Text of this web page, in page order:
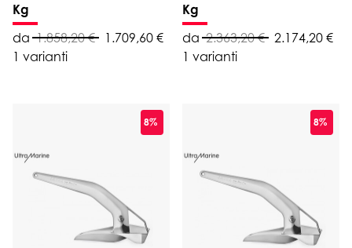
Kg
da 1.858,20 €
1.709,60 €
1 varianti
Kg
da 2.363,20 € 2.174,20 €
1 varianti
8% 8%